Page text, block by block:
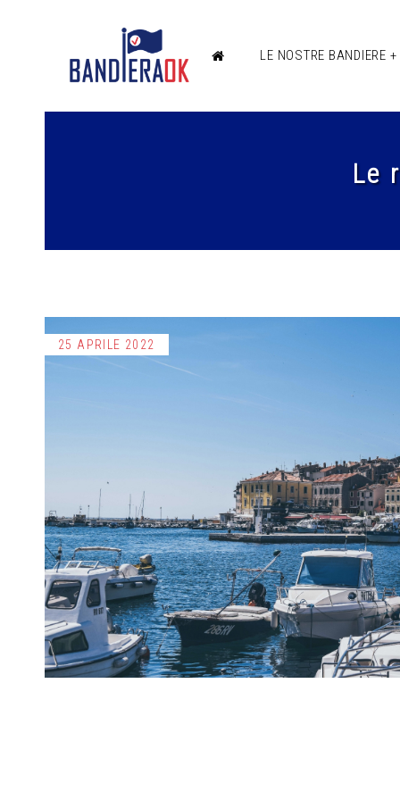
LE NOSTRE BANDIERE +
Le
25 APRILE 2022